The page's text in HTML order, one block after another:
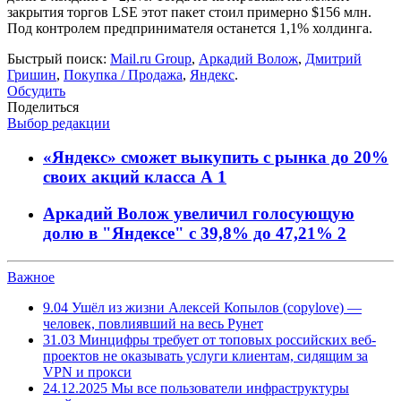
закрытия торгов LSE этот пакет стоил примерно $156 млн.
Под контролем предпринимателя останется 1,1% холдинга.
Быстрый поиск: Mail.ru Group, Аркадий Волож, Дмитрий
Гришин, Покупка / Продажа, Яндекс.
Обсудить
Поделиться
Выбор редакции
«Яндекс» сможет выкупить с рынка до 20%
своих акций класса А 1
Аркадий Волож увеличил голосующую
долю в "Яндексе" с 39,8% до 47,21% 2
Важное
9.04 Ушёл из жизни Алексей Копылов (copylove) —
человек, повлиявший на весь Рунет
31.03 Минцифры требует от топовых российских веб-
проектов не оказывать услуги клиентам, сидящим за
VPN и прокси
24.12.2025 Мы все пользователи инфраструктуры